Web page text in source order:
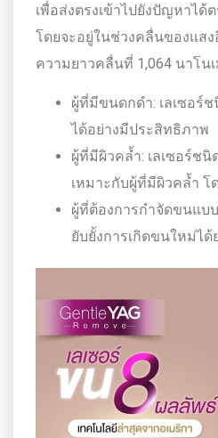
เพื่อส่งตรงเข้าไปยังปัญหาได้
โดยจะอยู่ในช่วงคลื่นของแสง
ความยาวคลื่นที่ 1,064 นาโน
ผู้ที่มีขนดกดำ: เลเซอร์
ได้อย่างมีประสิทธิภาพ
ผู้ที่มีผิวคล้ำ: เลเซอร์ช
เหมาะกับผู้ที่มีผิวคล้ำ โ
ผู้ที่ต้องการกำจัดขนแบ
ยับยั้งการเกิดขนใหม่ได้